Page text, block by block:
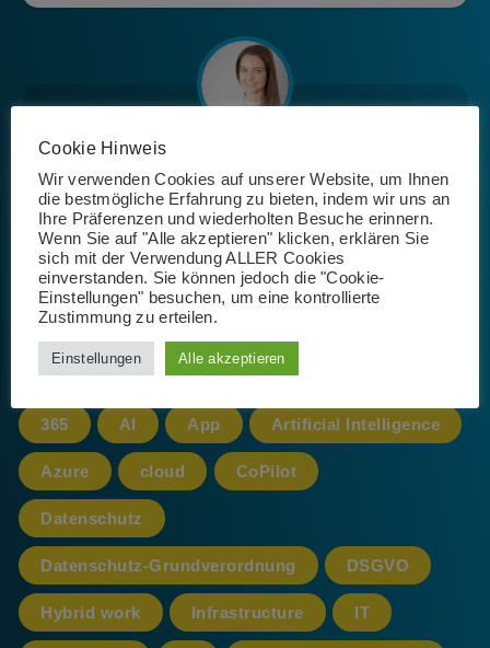
Schlagwörter
365 AI App Artificial Intelligence
Azure cloud CoPilot
Datenschutz
Datenschutz-Grundverordnung DSGVO
Hybrid work Infrastructure IT
Cookie Hinweis
Wir verwenden Cookies auf unserer Website, um Ihnen
die bestmögliche Erfahrung zu bieten, indem wir uns an
Ihre Präferenzen und wiederholten Besuche erinnern.
Wenn Sie auf "Alle akzeptieren" klicken, erklären Sie
sich mit der Verwendung ALLER Cookies
einverstanden. Sie können jedoch die "Cookie-
Einstellungen" besuchen, um eine kontrollierte
Zustimmung zu erteilen.
Einstellungen Alle akzeptieren